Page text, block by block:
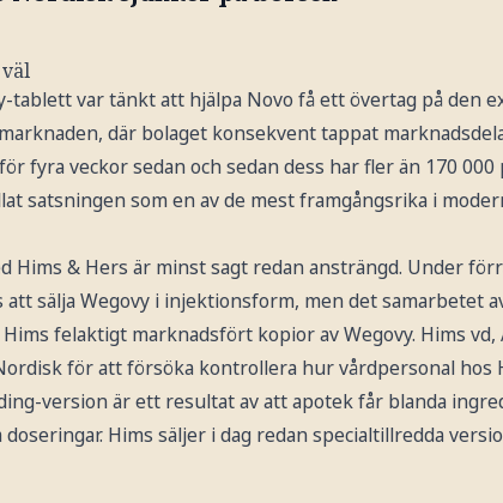
tablett var tänkt att hjälpa Novo få ett övertag på den
där bolaget konsekvent tappat
fyra veckor sedan och sedan dess har fler än 170
satsningen som en av de mest framgångsrika i
Hims & Hers är minst sagt redan ansträngd. Under
att sälja Wegovy i injektionsform, men det samarbetet
felaktigt marknadsfört kopior av Wegovy. Hims
för att försöka kontrollera hur vårdpersonal hos
version är ett resultat av att apotek får blanda
Hims säljer i dag redan specialtillredda